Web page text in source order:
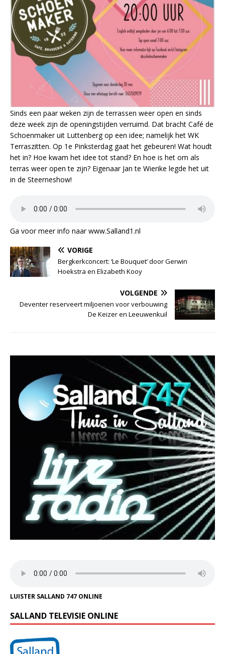
Sinds een paar weken zijn de terrassen weer open en sinds
deze week zijn de openingstijden verruimd. Dat bracht Café de
Schoenmaker uit Luttenberg op een idee; namelijk het WK
Terraszitten. Op 1e Pinksterdag gaat het gebeuren! Wat houdt
het in? Hoe kwam het idee tot stand? En hoe is het om als
terras weer open te zijn? Eigenaar Jan te Wierike legde het uit
in de Steerneshow!
Ga voor meer info naar www.Salland1.nl
VORIGE
Bergkerkconcert: ‘Le Bouquet’ door Gerwin
Hoekstra en Elizabeth Kooy
VOLGENDE
Deventer reserveert miljoenen voor verbouwing
De Keizer en Leeuwenkuil
LUISTER SALLAND 747 ONLINE
SALLAND TELEVISIE ONLINE